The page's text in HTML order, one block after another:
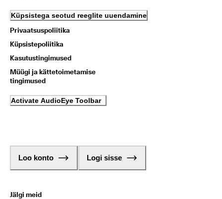
Küpsistega seotud reeglite uuendamine
Privaatsuspoliitika
Küpsistepoliitika
Kasutustingimused
Müügi ja kättetoimetamise
tingimused
Activate AudioEye Toolbar
Loo konto Logi sisse
Jälgi meid